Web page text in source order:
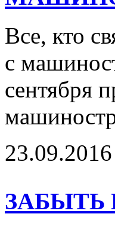
Все, кто
с
сентября
23.09.2016